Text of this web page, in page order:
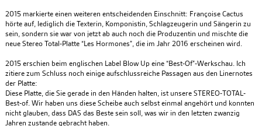
2015 markierte einen weiteren entscheidenden Einschnitt: Françoise Cactus
hörte auf, lediglich die Texterin, Komponistin, Schlagzeugerin und Sängerin zu
sein, sondern sie war von jetzt ab auch noch die Produzentin und mischte die
neue Stereo Total-Platte “Les Hormones”, die im Jahr 2016 erscheinen wird.
2015 erschien beim englischen Label Blow Up eine “Best-Of”-Werkschau. Ich
zitiere zum Schluss noch einige aufschlussreiche Passagen aus den Linernotes
der Platte:
Diese Platte, die Sie gerade in den Händen halten, ist unsere STEREO-TOTAL-
Best-of. Wir haben uns diese Scheibe auch selbst einmal angehört und konnten
nicht glauben, dass DAS das Beste sein soll, was wir in den letzten zwanzig
Jahren zustande gebracht haben.